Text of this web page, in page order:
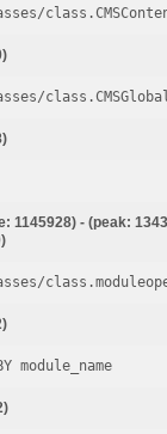
1145928) - (peak: